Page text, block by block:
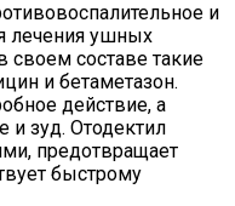
и
лечения ушных
своем составе такие
и бетаметазон.
действие, а
и зуд. Отодектил
предотвращает
быстрому